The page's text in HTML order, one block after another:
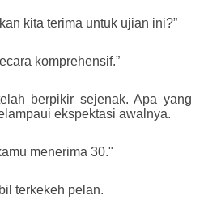
kita terima untuk ujian ini?”
komprehensif.”
berpikir sejenak. Apa yang
ekspektasi awalnya.
menerima 30."
terkekeh pelan.